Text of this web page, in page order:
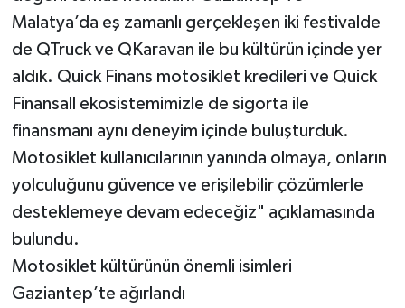
Malatya’da eş zamanlı gerçekleşen iki festivalde
de QTruck ve QKaravan ile bu kültürün içinde yer
aldık. Quick Finans motosiklet kredileri ve Quick
Finansall ekosistemimizle de sigorta ile
finansmanı aynı deneyim içinde buluşturduk.
Motosiklet kullanıcılarının yanında olmaya, onların
yolculuğunu güvence ve erişilebilir çözümlerle
desteklemeye devam edeceğiz" açıklamasında
bulundu.
Motosiklet kültürünün önemli isimleri
Gaziantep’te ağırlandı